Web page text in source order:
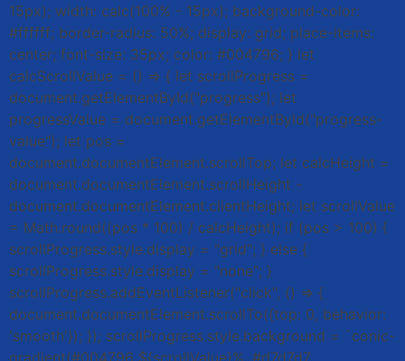
15px); width: calc(100% - 15px); background-color:
#ffffff; border-radius: 50%; display: grid; place-items:
center; font-size: 35px; color: #004796; } let
calcScrollValue = () => { let scrollProgress =
document.getElementById("progress"); let
progressValue = document.getElementById("progress-
value"); let pos =
document.documentElement.scrollTop; let calcHeight =
document.documentElement.scrollHeight -
document.documentElement.clientHeight; let scrollValue
= Math.round((pos * 100) / calcHeight); if (pos > 100) {
scrollProgress.style.display = "grid"; } else {
scrollProgress.style.display = "none"; }
scrollProgress.addEventListener("click", () => {
document.documentElement.scrollTo({top: 0, behavior:
'smooth'}); }); scrollProgress.style.background = `conic-